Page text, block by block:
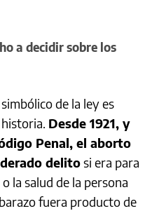
a decidir sobre los
de la ley es
Desde 1921, y
Penal, el aborto
delitosi era para
la salud de la persona
fuera producto de